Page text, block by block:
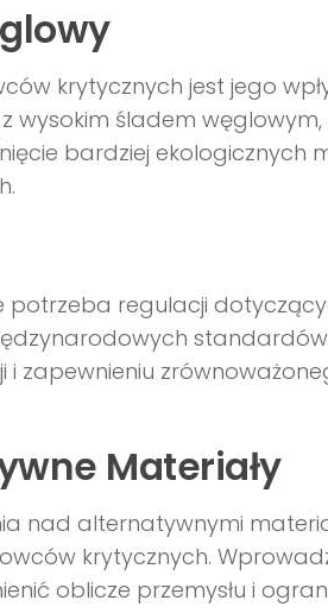
krytycznych jest jego
wysokim śladem węglowym,
bardziej ekologicznych
potrzeba regulacji
zapewnieniu
Materiały
nad alternatywnymi
krytycznych.
oblicze przemysłu i